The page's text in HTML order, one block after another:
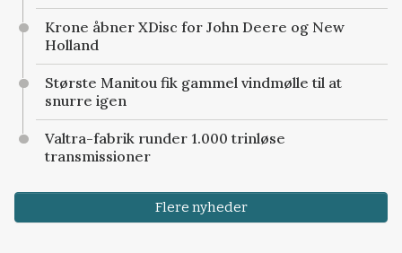
Krone åbner XDisc for John Deere og New
Holland
Største Manitou fik gammel vindmølle til at
snurre igen
Valtra-fabrik runder 1.000 trinløse
transmissioner
Flere nyheder